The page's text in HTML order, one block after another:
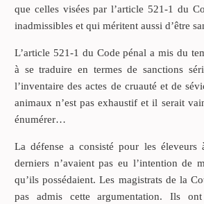
que celles visées par l’article 521-1 du
inadmissibles et qui méritent aussi d’être
L’article 521-1 du Code pénal a mis du
à se traduire en termes de sanctions
l’inventaire des actes de cruauté et de
animaux n’est pas exhaustif et il serait
énumérer…
La défense a consisté pour les éleveurs
derniers n’avaient pas eu l’intention de
qu’ils possédaient. Les magistrats de la
pas admis cette argumentation. Ils